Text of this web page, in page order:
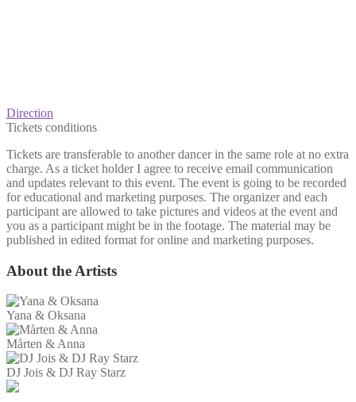
Direction
Tickets conditions
Tickets are transferable to another dancer in the same role at no extra
charge. As a ticket holder I agree to receive email communication
and updates relevant to this event. The event is going to be recorded
for educational and marketing purposes. The organizer and each
participant are allowed to take pictures and videos at the event and
you as a participant might be in the footage. The material may be
published in edited format for online and marketing purposes.
About the Artists
Yana & Oksana
Mårten & Anna
DJ Jois & DJ Ray Starz